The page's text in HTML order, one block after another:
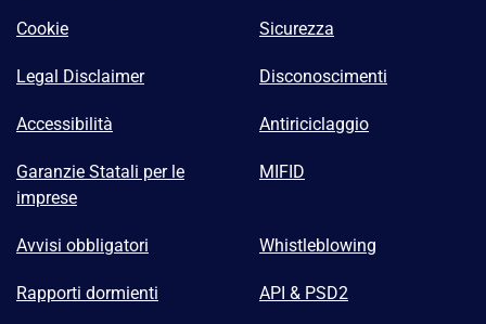
Cookie Sicurezza
Legal Disclaimer Disconoscimenti
Accessibilità Antiriciclaggio
Garanzie Statali per le
imprese
MIFID
Avvisi obbligatori Whistleblowing
Rapporti dormienti API & PSD2